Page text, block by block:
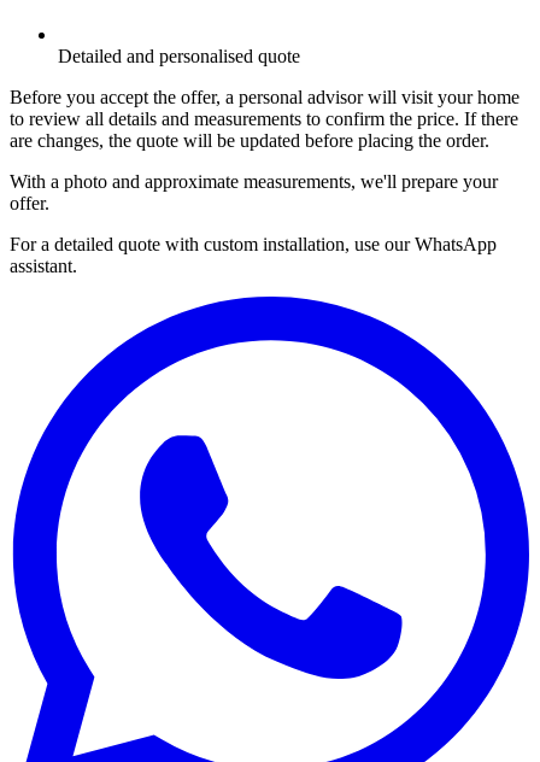
Detailed and personalised quote
Before you accept the offer, a personal advisor will visit your home
to review all details and measurements to confirm the price. If there
are changes, the quote will be updated before placing the order.
With a photo and approximate measurements, we'll prepare your
offer.
For a detailed quote with custom installation, use our WhatsApp
assistant.